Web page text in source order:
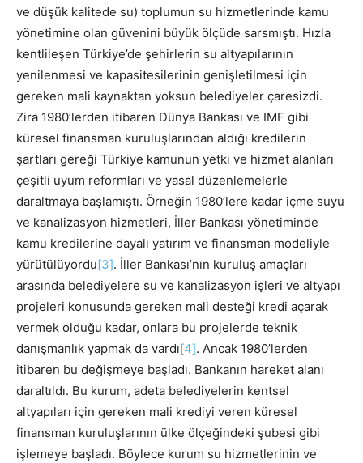
ve düşük kalitede su) toplumun su hizmetlerinde kamu
yönetimine olan güvenini büyük ölçüde sarsmıştı. Hızla
kentlileşen Türkiye’de şehirlerin su altyapılarının
yenilenmesi ve kapasitesilerinin genişletilmesi için
gereken mali kaynaktan yoksun belediyeler çaresizdi.
Zira 1980’lerden itibaren Dünya Bankası ve IMF gibi
küresel finansman kuruluşlarından aldığı kredilerin
şartları gereği Türkiye kamunun yetki ve hizmet alanları
çeşitli uyum reformları ve yasal düzenlemelerle
daraltmaya başlamıştı. Örneğin 1980’lere kadar içme suyu
ve kanalizasyon hizmetleri, İller Bankası yönetiminde
kamu kredilerine dayalı yatırım ve finansman modeliyle
yürütülüyordu[3]. İller Bankası’nın kuruluş amaçları
arasında belediyelere su ve kanalizasyon işleri ve altyapı
projeleri konusunda gereken mali desteği kredi açarak
vermek olduğu kadar, onlara bu projelerde teknik
danışmanlık yapmak da vardı[4]. Ancak 1980’lerden
itibaren bu değişmeye başladı. Bankanın hareket alanı
daraltıldı. Bu kurum, adeta belediyelerin kentsel
altyapıları için gereken mali krediyi veren küresel
finansman kuruluşlarının ülke ölçeğindeki şubesi gibi
işlemeye başladı. Böylece kurum su hizmetlerinin ve